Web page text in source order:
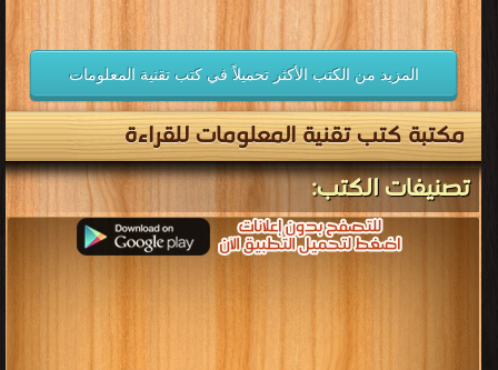
المزيد من الكتب الأكثر تحميلاً في كتب تقنية المعلومات
مكتبة كتب تقنية المعلومات للقراءة
تصنيفات الكتب: